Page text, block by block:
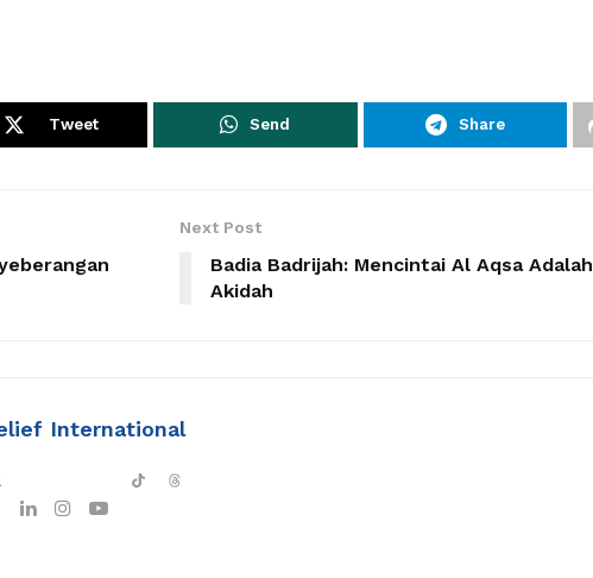
Tweet Send Share
Next Post
Badia Badrijah: Mencintai Al Aqsa Adalah
Akidah
International